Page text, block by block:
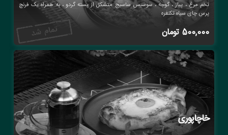
تخم مرغ ، پیاز ، گوجه ، سوسیس ساسیج متشکل از پسته گردو ، به همراه یک فرنچ
پرس چای سیاه تکنفره
500,000 تومان
خاچاپوری